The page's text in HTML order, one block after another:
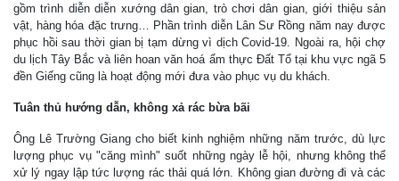
gồm trình diễn diễn xướng dân gian, trò chơi dân gian, giới thiệu sản
vật, hàng hóa đặc trưng… Phần trình diễn Lân Sư Rồng năm nay được
phục hồi sau thời gian bị tạm dừng vì dịch Covid-19. Ngoài ra, hội chợ
du lịch Tây Bắc và liên hoan văn hoá ẩm thực Đất Tổ tại khu vực ngã 5
đền Giếng cũng là hoạt động mới đưa vào phục vụ du khách.
Tuân thủ hướng dẫn, không xả rác bừa bãi
Ông Lê Trường Giang cho biết kinh nghiệm những năm trước, dù lực
lượng phục vụ "căng mình" suốt những ngày lễ hội, nhưng không thể
xử lý ngay lập tức lượng rác thải quá lớn. Không gian đường đi và các